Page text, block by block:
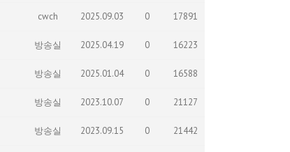
cwch 2025.09.03 0 17891
방송실 2025.04.19 0 16223
방송실 2025.01.04 0 16588
방송실 2023.10.07 0 21127
방송실 2023.09.15 0 21442